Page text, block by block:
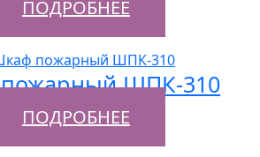
ПОДРОБНЕЕ
ШПК-310
ПОДРОБНЕЕ